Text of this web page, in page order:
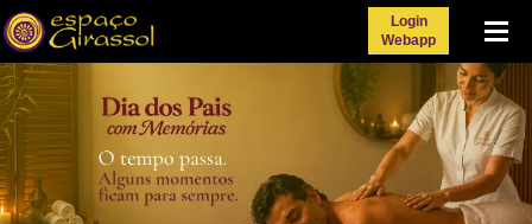
Login
Webapp
Menu